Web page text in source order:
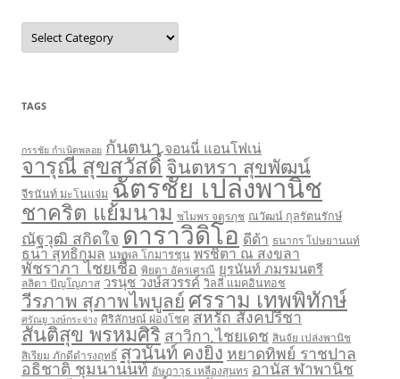
C
t
r
i
TAGS
กรรชัย กำเนิดพลอย กันตนา จอนนี่ แอนโฟเน่
จารุณี สุขสวัสดิ์ จินตหรา สุขพัฒน์
จีรนันท์ มะโนแจ่ม ฉัตรชัย เปล่งพานิช
ชาคริต แย้มนาม ชไมพร จตุรภุช ณวัฒน์ กุลรัตนรักษ์
ณัฐวุฒิ สกิดใจ ดาราวิดิโอ ดีด้า ธนากร โปษยานนท์
ธนา สุทธิกมล นพพล โกมารชุน พรชิตา ณ สงขลา
พัชราภา ไชยเชื้อ พิยดา อัครเศรณี ยุรนันท์ ภมรมนตรี
ลลิตา ปัญโญภาส วรนุช วงษ์สวรรค์ วิลลี่ แมคอินทอช
วีรภาพ สุภาพไพบูลย์ศรราม เทพพิทักษ์
ศรัณยู วงษ์กระจ่าง ศิริลักษณ์ ผ่องโชค สหรัถ สังคปรีชา
สันติสุข พรหมศิริ สาวิกา ไชยเดช สินจัย เปล่งพานิช
สิเรียม ภักดีดำรงฤทธิ์ สุวนันท์ คงยิ่ง หยาดทิพย์ ราชปาล
อธิชาติ ชุมนานนท์ อัษฎาวุธ เหลืองสุนทร อานัส ฬาพานิช